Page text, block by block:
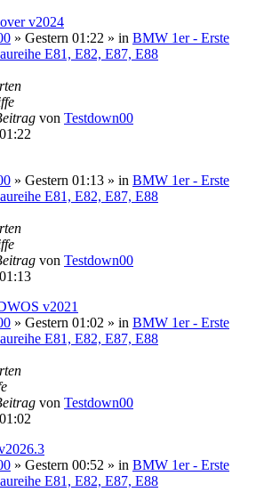
v2024
» Gestern 01:22 » in BMW 1er - Erste
E81, E82, E87, E88
von Testdown00
» Gestern 01:13 » in BMW 1er - Erste
E81, E82, E87, E88
von Testdown00
v2021
» Gestern 01:02 » in BMW 1er - Erste
E81, E82, E87, E88
von Testdown00
» Gestern 00:52 » in BMW 1er - Erste
E81, E82, E87, E88